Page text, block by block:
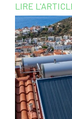
LIRE